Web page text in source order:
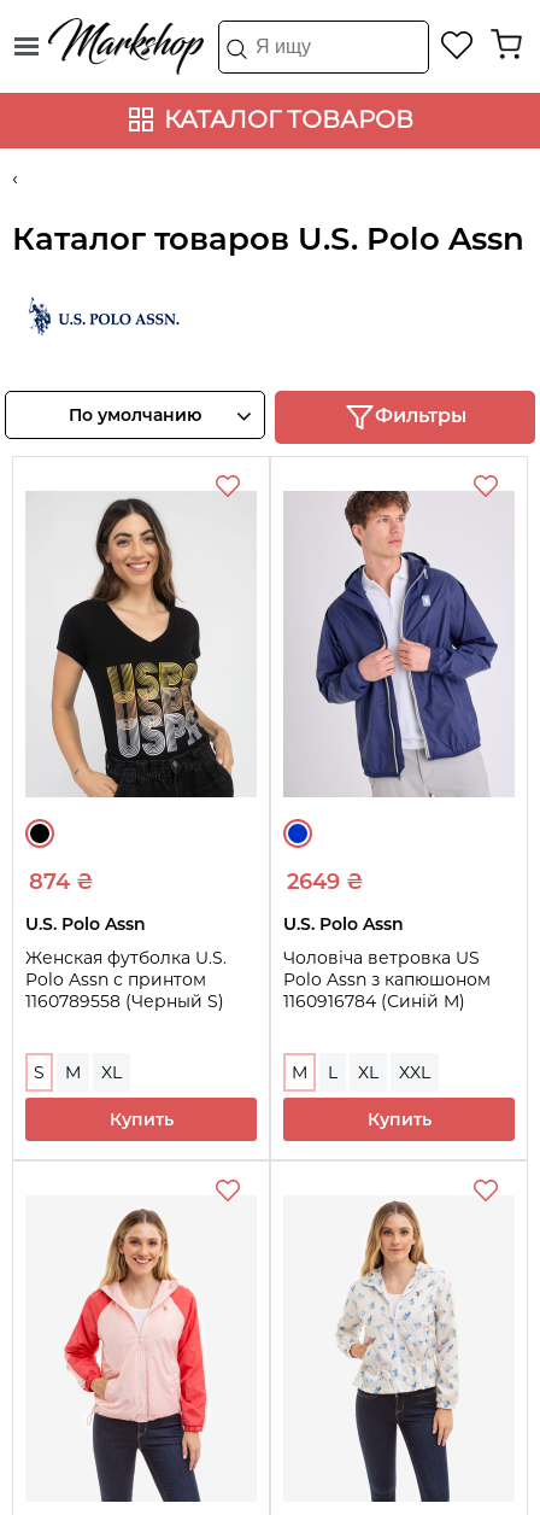
КАТАЛОГ ТОВАРОВ
Каталог товаров U.S. Polo Assn
Смотреть
товары
По умолчанию Фильтры
874 ₴
U.S. Polo Assn
Женская футболка U.S.
Polo Assn с принтом
1160789558 (Черный S)
S M XL
Купить
2649 ₴
U.S. Polo Assn
Чоловіча ветровка US
Polo Assn з капюшоном
1160916784 (Синій M)
M L XL XXL
Купить